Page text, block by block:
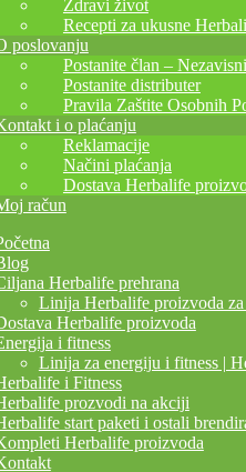
Zdravi život
Recepti za ukusne
poslovanju
Postanite član –
Postanite distributer
Pravila Zaštite Osobnih
i o plaćanju
Reklamacije
Načini plaćanja
Dostava Herbalife
račun
Herbalife prehrana
Linija Herbalife proizvoda
Herbalife proizvoda
i fitness
Linija za energiju i fitness |
i Fitness
prozvodi na akciji
start paketi i ostali
Herbalife proizvoda